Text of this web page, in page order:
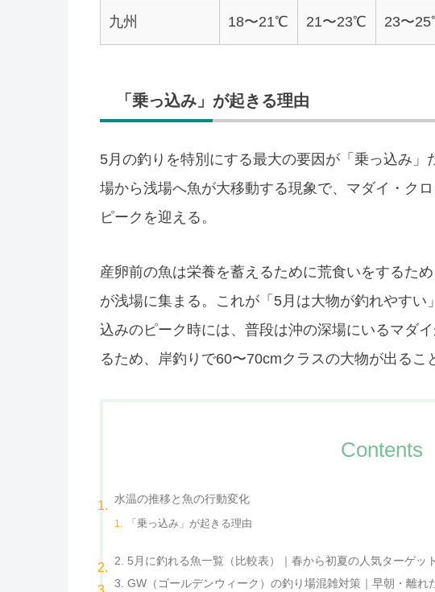
九州 18〜21℃ 21〜23℃ 23〜
「乗っ込み」が起きる理由
5月の釣りを特別にする最大の要因が「乗っ込み
場から浅場へ魚が大移動する現象で、マダイ・ク
ピークを迎える。
産卵前の魚は栄養を蓄えるために荒食いをするた
が浅場に集まる。これが「5月は大物が釣れやすい
込みのピーク時には、普段は沖の深場にいるマダ
るため、岸釣りで60〜70cmクラスの大物が出るこ
Contents
水温の推移と魚の行動変化
「乗っ込み」が起きる理由
2. 5月に釣れる魚一覧（比較表）｜春から初夏の人気ターゲット
3. GW（ゴールデンウィーク）の釣り場混雑対策｜早朝・離れ